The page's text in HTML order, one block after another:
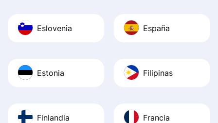
Eslovenia España
Estonia Filipinas
Finlandia Francia